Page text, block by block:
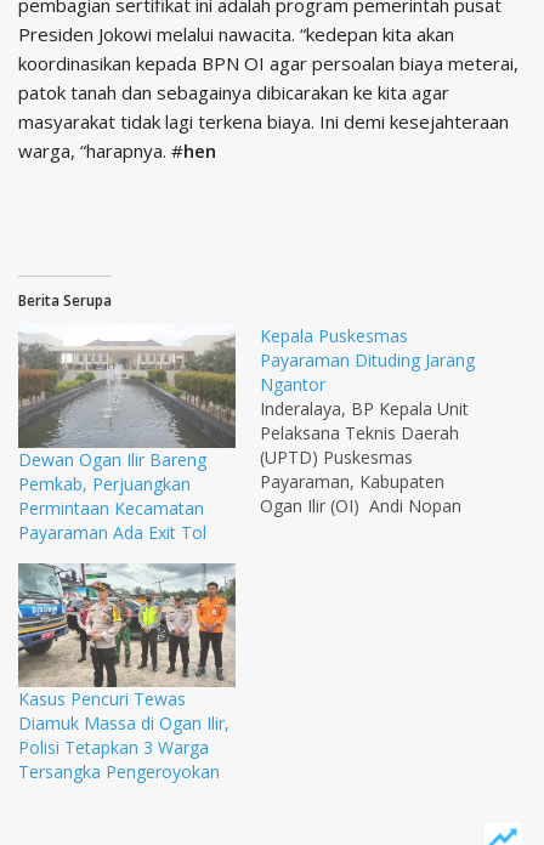
Presiden Jokowi melalui nawacita. “kedepan kita akan
koordinasikan kepada BPN OI agar persoalan biaya meterai,
patok tanah dan sebagainya dibicarakan ke kita agar
masyarakat tidak lagi terkena biaya. Ini demi kesejahteraan
warga, “harapnya. #hen
Berita Serupa
Dewan Ogan Ilir Bareng
Pemkab, Perjuangkan
Permintaan Kecamatan
Payaraman Ada Exit Tol
Kepala Puskesmas
Payaraman Dituding Jarang
Ngantor
Inderalaya, BP Kepala Unit
Pelaksana Teknis Daerah
(UPTD) Puskesmas
Payaraman, Kabupaten
Ogan Ilir (OI) Andi Nopan
Kasus Pencuri Tewas
Diamuk Massa di Ogan Ilir,
Polisi Tetapkan 3 Warga
Tersangka Pengeroyokan